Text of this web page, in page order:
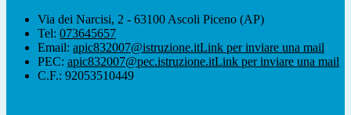
Via dei Narcisi, 2 - 63100 Ascoli Piceno (AP)
Tel: 073645657
Email: apic832007@istruzione.itLink per inviare una mail
PEC: apic832007@pec.istruzione.itLink per inviare una mail
C.F.: 92053510449